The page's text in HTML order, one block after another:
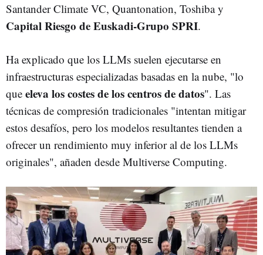
Santander Climate VC, Quantonation, Toshiba y
Capital Riesgo de Euskadi-Grupo SPRI.
Ha explicado que los LLMs suelen ejecutarse en
infraestructuras especializadas basadas en la nube, "lo
que eleva los costes de los centros de datos". Las
técnicas de compresión tradicionales "intentan mitigar
estos desafíos, pero los modelos resultantes tienden a
ofrecer un rendimiento muy inferior al de los LLMs
originales", añaden desde Multiverse Computing.